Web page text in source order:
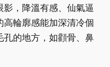
，降溫有感、仙氣逼
高輪廓感能加深清冷個
孔的地方，如顴骨、鼻